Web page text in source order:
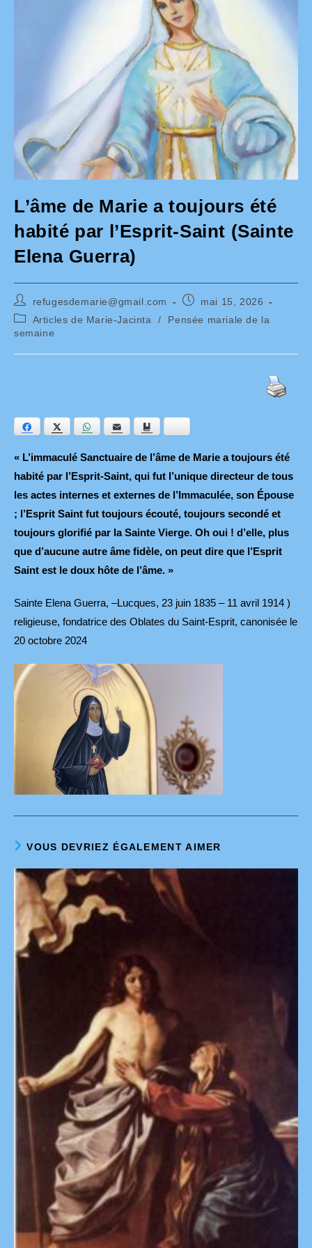
L’âme de Marie a toujours été
habité par l’Esprit-Saint (Sainte
Elena Guerra)
Auteur/autrice
de
la
publication :
refugesdemarie@gmail.com
Publication
mai 15, 2026
Post
category:
Articles de Marie-Jacinta /
Pensée mariale de la
semaine
Facebook Twitter WhatsAppE-mail
« L’immaculé Sanctuaire de l’âme de Marie a toujours été
habité par l’Esprit-Saint, qui fut l’unique directeur de tous
les actes internes et externes de l’Immaculée, son Épouse
; l’Esprit Saint fut toujours écouté, toujours secondé et
toujours glorifié par la Sainte Vierge. Oh oui ! d’elle, plus
que d’aucune autre âme fidèle, on peut dire que l’Esprit
Saint est le doux hôte de l’âme. »
Sainte Elena Guerra, –Lucques, 23 juin 1835 – 11 avril 1914 )
religieuse, fondatrice des Oblates du Saint-Esprit, canonisée le
20 octobre 2024
VOUS DEVRIEZ ÉGALEMENT AIMER